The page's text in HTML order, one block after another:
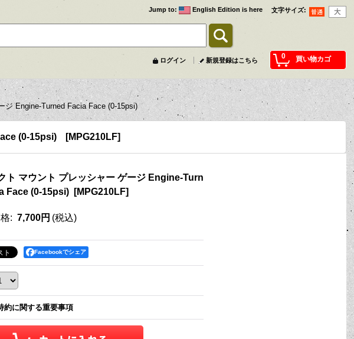
文字サイズ:
Jump to: English Edition is here
0 買い物カゴ
ログイン 新規登録はこちら
ジ Engine-Turned Facia Face (0-15psi)
(0-15psi) [MPG210LF]
ト マウント プレッシャー ゲージ Engine-Turn
Face (0-15psi)
[MPG210LF]
: 7,700円 (税込)
Facebookでシェア
約に関する重要事項